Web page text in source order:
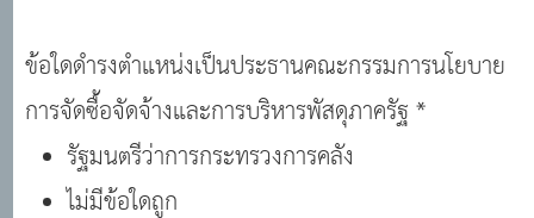
ข้อใดดำรงตำแหน่งเป็นประธานคณะกรรมการนโยบาย
การจัดซื้อจัดจ้างและการบริหารพัสดุภาครัฐ *
รัฐมนตรีว่าการกระทรวงการคลัง
ไม่มีข้อใดถูก